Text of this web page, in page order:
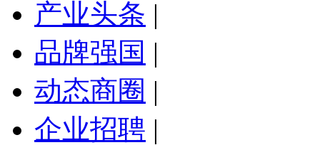
产业头条 |
品牌强国 |
动态商圈 |
企业招聘 |